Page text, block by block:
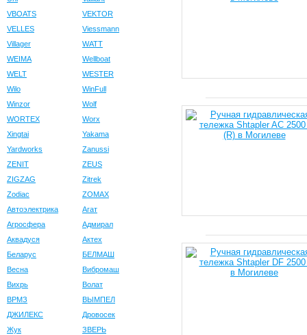
VBOATS
VEKTOR
VELLES
Viessmann
Villager
WATT
WEIMA
Wellboat
WELT
WESTER
Wilo
WinFull
Winzor
Wolf
WORTEX
Worx
Xingtai
Yakama
Yardworks
Zanussi
ZENIT
ZEUS
ZIGZAG
Zitrek
Zodiac
ZOMAX
Автоэлектрика
Агат
Агросфера
Адмирал
Аквадуся
Актех
Беларус
БЕЛМАШ
Весна
Вибромаш
Вихрь
Волат
ВРМЗ
ВЫМПЕЛ
ДЖИЛЕКС
Дровосек
Жук
ЗВЕРЬ